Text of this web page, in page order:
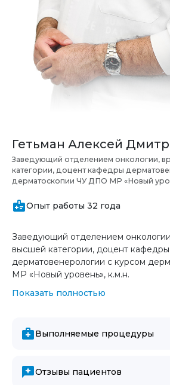
Гетьман Алексей
Заведующий отделением онкологии,
категории, доцент кафедры
дерматоскопии ЧУ ДПО МР «Новый
Опыт работы 32 года
Заведующий отделением
высшей категории, доцент кафедры
дерматовенерологии с курсом
МР «Новый уровень», к.м.н.
Показать полностью
Выполняемые процедуры
Отзывы пациентов